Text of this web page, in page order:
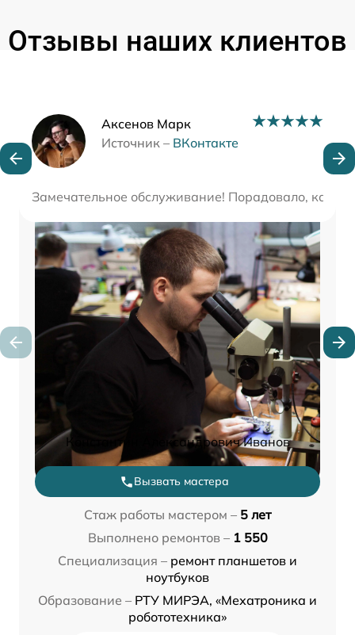
Отзывы наших клиентов
Аксенов Марк
Источник – ВКонтакте
Замечательное обслуживание! Порадовало, как
Наши мастера
Константин Александрович Иванов
Вызвать мастера
Стаж работы мастером – 5 лет
Выполнено ремонтов – 1 550
Специализация – ремонт планшетов и
ноутбуков
Образование – РТУ МИРЭА, «Мехатроника и
робототехника»